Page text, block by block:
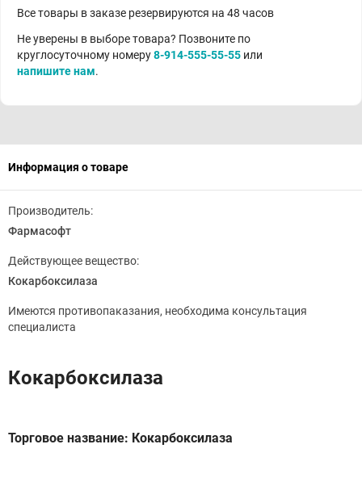
Все товары в заказе резервируются на 48 часов
Не уверены в выборе товара? Позвоните по
круглосуточному номеру8-914-555-55-55 или
напишите нам.
Информация о товаре
Производитель:
Фармасофт
Действующее вещество:
Кокарбоксилаза
Имеются противопаказания, необходима консультация
специалиста
Кокарбоксилаза
Торговое название: Кокарбоксилаза